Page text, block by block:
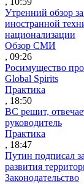
Утренний обзор
иностранной
национализации
Обзор СМИ
, 09:26
Росимущество
Global Spirits
Практика
, 18:50
ВС решит,
руководитель
Практика
, 18:47
Путин подписал
развития
Законодательство